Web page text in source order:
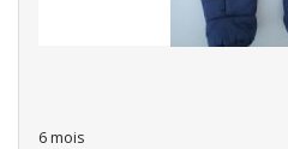
6 mois